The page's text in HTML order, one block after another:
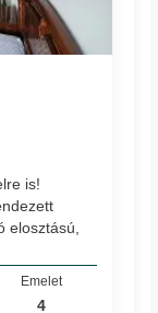
is!
elosztású,
Emelet
4